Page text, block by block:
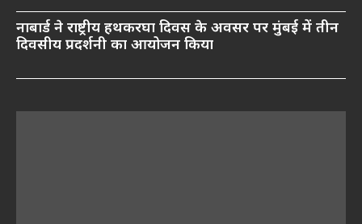
नाबार्ड ने राष्ट्रीय हथकरघा दिवस के अवसर पर मुंबई में तीन
दिवसीय प्रदर्शनी का आयोजन किया